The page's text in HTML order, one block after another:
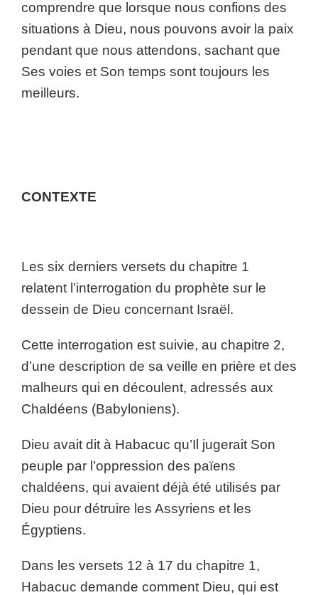
comprendre que lorsque nous confions des
situations à Dieu, nous pouvons avoir la paix
pendant que nous attendons, sachant que
Ses voies et Son temps sont toujours les
meilleurs.
CONTEXTE
Les six derniers versets du chapitre 1
relatent l’interrogation du prophète sur le
dessein de Dieu concernant Israël.
Cette interrogation est suivie, au chapitre 2,
d’une description de sa veille en prière et des
malheurs qui en découlent, adressés aux
Chaldéens (Babyloniens).
Dieu avait dit à Habacuc qu’Il jugerait Son
peuple par l’oppression des païens
chaldéens, qui avaient déjà été utilisés par
Dieu pour détruire les Assyriens et les
Égyptiens.
Dans les versets 12 à 17 du chapitre 1,
Habacuc demande comment Dieu, qui est